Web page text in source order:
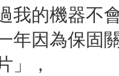
我的機器不
年因為保固
」，